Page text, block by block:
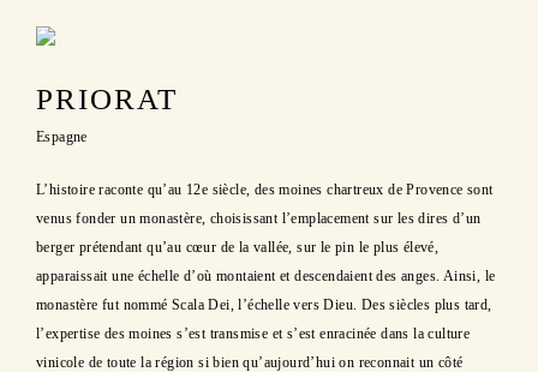
PRIORAT
Espagne
L’histoire raconte qu’au 12e siècle, des moines chartreux de Provence sont
venus fonder un monastère, choisissant l’emplacement sur les dires d’un
berger prétendant qu’au cœur de la vallée, sur le pin le plus élevé,
apparaissait une échelle d’où montaient et descendaient des anges. Ainsi, le
monastère fut nommé Scala Dei, l’échelle vers Dieu. Des siècles plus tard,
l’expertise des moines s’est transmise et s’est enracinée dans la culture
vinicole de toute la région si bien qu’aujourd’hui on reconnait un côté